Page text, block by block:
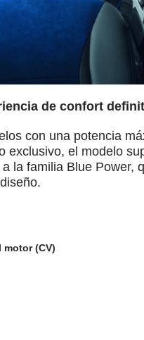
de confort
con una potencia
el modelo
la familia Blue Power,
(CV)